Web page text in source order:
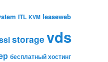
ITL KVM leaseweb
storage vds
бесплатный хостинг